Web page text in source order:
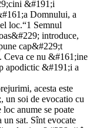
&#191;i
Domnului, a
loc.“1 Semnul
introduce,
cap&#229;t
ce nu &#161;ine
apodictic &#191;i a
acesta este
un soi de evocatio cu
anume se poate
sat. Sînt evocate